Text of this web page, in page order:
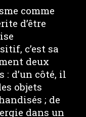
comme
d’être
c’est sa
deux
d’un côté, il
objets
; de
dans un